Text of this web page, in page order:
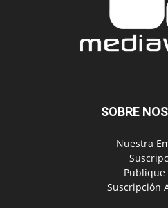
SOBRE
Nuestra
Suscripción